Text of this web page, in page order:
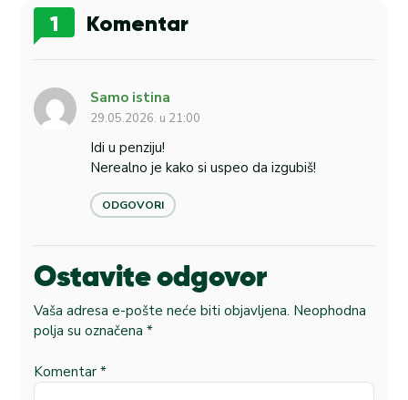
1 Komentar
Samo istina
29.05.2026. u 21:00
Idi u penziju!
Nerealno je kako si uspeo da izgubiš!
ODGOVORI
Ostavite odgovor
Vaša adresa e-pošte neće biti objavljena. Neophodna
polja su označena *
Komentar *